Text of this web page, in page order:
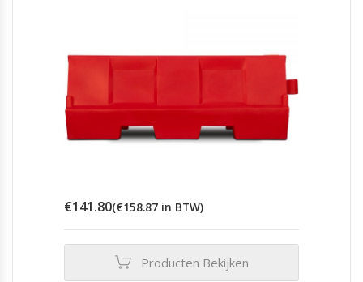
€141.80(€158.87 in BTW)
Producten Bekijken